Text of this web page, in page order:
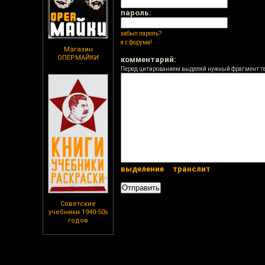
Магазин
ОПЕРМАЙКИ
Советские
учебники 1940-50х
годов
пароль:
забыл пароль?
я с форума!
комментарий:
Перед цитированием выделяй нужный фрагмент
выделение транслит